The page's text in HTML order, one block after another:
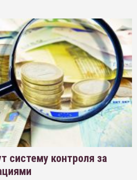
систему контроля за